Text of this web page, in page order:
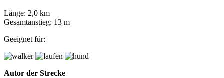
Länge: 2,0 km
Gesamtanstieg: 13 m
Geeignet für:
Autor der Strecke